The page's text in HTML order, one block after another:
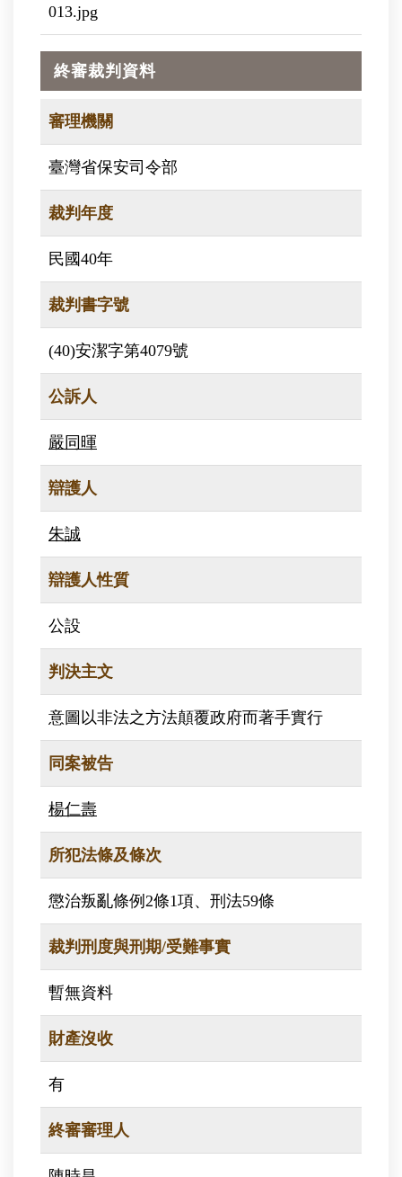
013.jpg
終審裁判資料
審理機關
臺灣省保安司令部
裁判年度
民國40年
裁判書字號
(40)安潔字第4079號
公訴人
嚴同暉
辯護人
朱誠
辯護人性質
公設
判決主文
意圖以非法之方法顛覆政府而著手實行
同案被告
楊仁壽
所犯法條及條次
懲治叛亂條例2條1項、刑法59條
裁判刑度與刑期/受難事實
暫無資料
財產沒收
有
終審審理人